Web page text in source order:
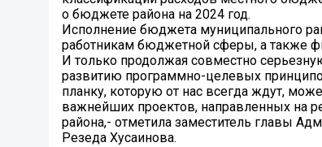
о бюджете района на 2024 год.
Исполнение бюджета муниципального
работникам бюджетной сферы, а также
И только продолжая совместно
развитию программно-целевых
планку, которую от нас всегда ждут,
важнейших проектов, направленных на
района,- отметила заместитель главы
Резеда Хусаинова.